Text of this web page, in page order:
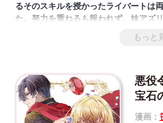
るそのスキルを授かったライバートは
た。努力を重ねるも報われず、妹アズ
しかし、そのアズリアが賊に襲われた
てしまう。失意に暮れ、行き倒れるラ
もっと
悪役
宝石
漫画：